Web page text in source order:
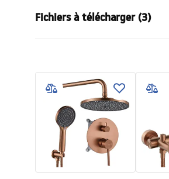
Méthode de montage
Couleur
Matériel
Portée du bec
Hauteur
Technologie du revêtement
Diamètre de raccordement
Entraxe des raccords
Fichiers à télécharger (3)
Faucet.pdf
Conditions de garantie
Warranty_Terms_and_Conditions_
Faucets_-_5.pdf